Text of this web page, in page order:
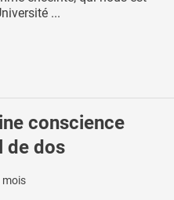
...
conscience
de dos
mois